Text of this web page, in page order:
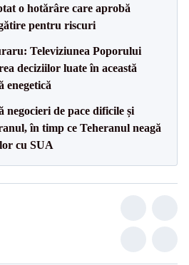
o hotărâre care aprobă
pentru riscuri
Televiziunea Poporului
deciziilor luate în această
enegetică
negocieri de pace dificile și
în timp ce Teheranul neagă
cu SUA